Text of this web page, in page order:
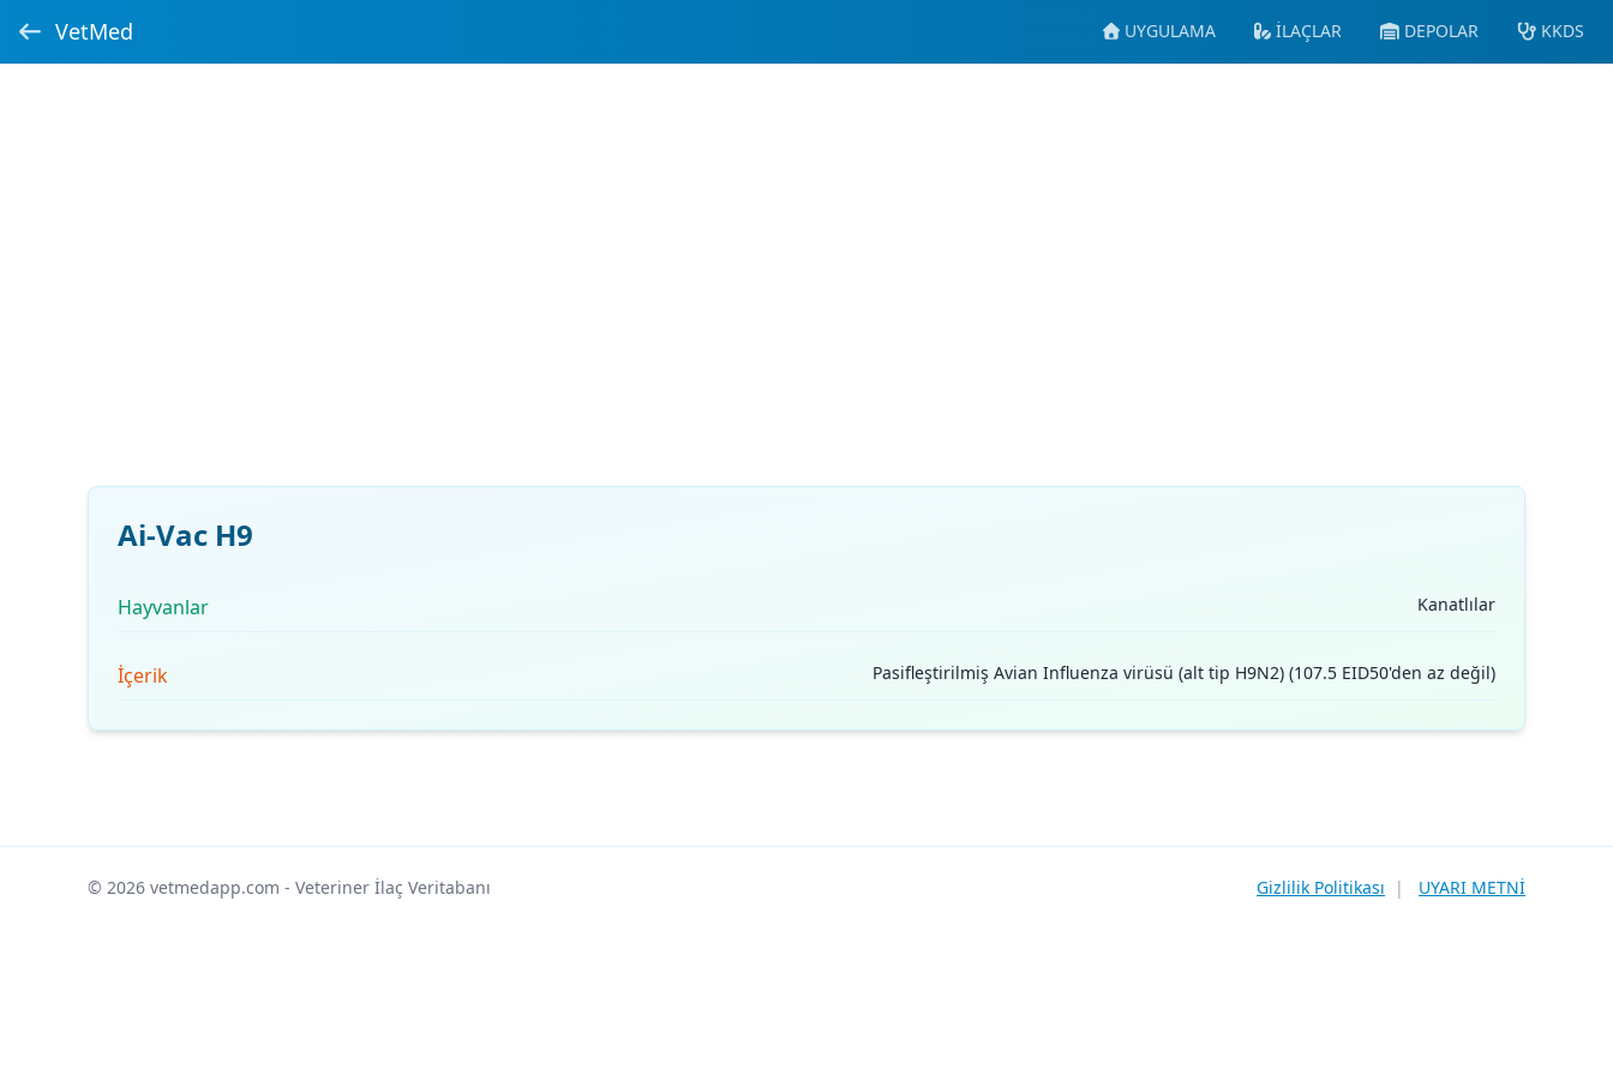
VetMed UYGULAMA İLAÇLAR DEPOLAR KKDS
Ai-Vac H9
Hayvanlar Kanatlılar
İçerik Pasifleştirilmiş Avian Influenza virüsü (alt tip H9N2) (107.5 EID50'den az değil)
© 2026 vetmedapp.com - Veteriner İlaç Veritabanı Gizlilik Politikası | UYARI METNİ